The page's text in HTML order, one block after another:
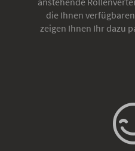
die Ihnen
zeigen Ihnen Ihr dazu